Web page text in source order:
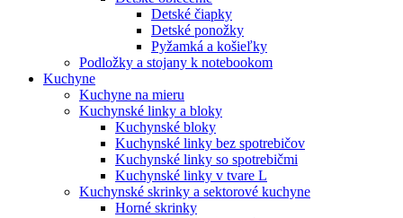
Detské čiapky
Detské ponožky
Pyžamká a košieľky
Podložky a stojany k notebookom
Kuchyne
Kuchyne na mieru
Kuchynské linky a bloky
Kuchynské bloky
Kuchynské linky bez spotrebičov
Kuchynské linky so spotrebičmi
Kuchynské linky v tvare L
Kuchynské skrinky a sektorové kuchyne
Horné skrinky